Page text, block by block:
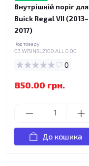
Внутрішній поріг для
Buick Regal VII (2013–
2017)
Код товару:
03.WBINSL2100.ALL.0.00
0
850.00 грн.
До кошика